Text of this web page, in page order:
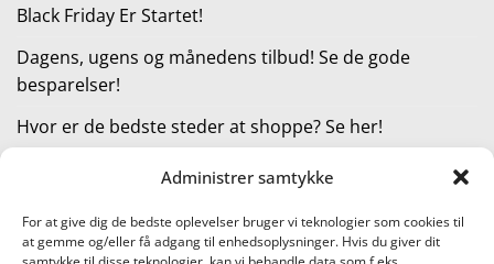
Administrer samtykke
For at give dig de bedste oplevelser bruger vi teknologier som cookies til
at gemme og/eller få adgang til enhedsoplysninger. Hvis du giver dit
Black Friday Er Startet!
Dagens, ugens og månedens tilbud! Se de gode
besparelser!
Hvor er de bedste steder at shoppe? Se her!
Kategorier